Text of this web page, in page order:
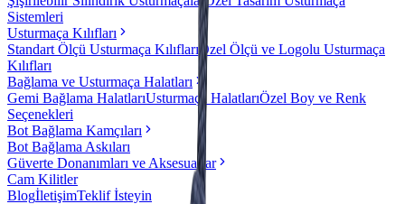
Sistemleri
Usturmaça Kılıfları
Standart Ölçü Usturmaça KılıflarıÖzel Ölçü ve Logolu Usturmaça
Kılıfları
Bağlama ve Usturmaça Halatları
Gemi Bağlama HalatlarıUsturmaça HalatlarıÖzel Boy ve Renk
Seçenekleri
Bot Bağlama Kamçıları
Bot Bağlama Askıları
Güverte Donanımları ve Aksesuarlar
Cam Kilitler
BlogİletişimTeklif İsteyin